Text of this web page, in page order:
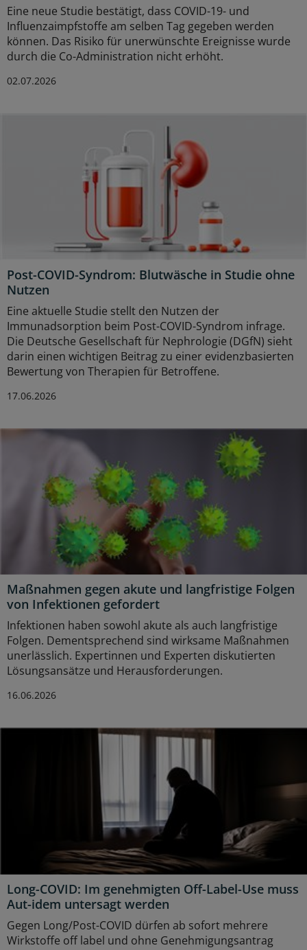
Eine neue Studie bestätigt, dass COVID-19- und
Influenzaimpfstoffe am selben Tag gegeben werden
können. Das Risiko für unerwünschte Ereignisse wurde
durch die Co-Administration nicht erhöht.
02.07.2026
Post-COVID-Syndrom: Blutwäsche in Studie ohne
Nutzen
Eine aktuelle Studie stellt den Nutzen der
Immunadsorption beim Post-COVID-Syndrom infrage.
Die Deutsche Gesellschaft für Nephrologie (DGfN) sieht
darin einen wichtigen Beitrag zu einer evidenzbasierten
Bewertung von Therapien für Betroffene.
17.06.2026
Maßnahmen gegen akute und langfristige Folgen
von Infektionen gefordert
Infektionen haben sowohl akute als auch langfristige
Folgen. Dementsprechend sind wirksame Maßnahmen
unerlässlich. Expertinnen und Experten diskutierten
Lösungsansätze und Herausforderungen.
16.06.2026
Long-COVID: Im genehmigten Off-Label-Use muss
Aut-idem untersagt werden
Gegen Long/Post-COVID dürfen ab sofort mehrere
Wirkstoffe off label und ohne Genehmigungsantrag